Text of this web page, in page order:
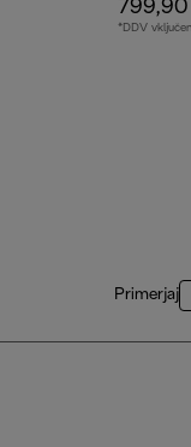
*DDV vključen
Primerjaj